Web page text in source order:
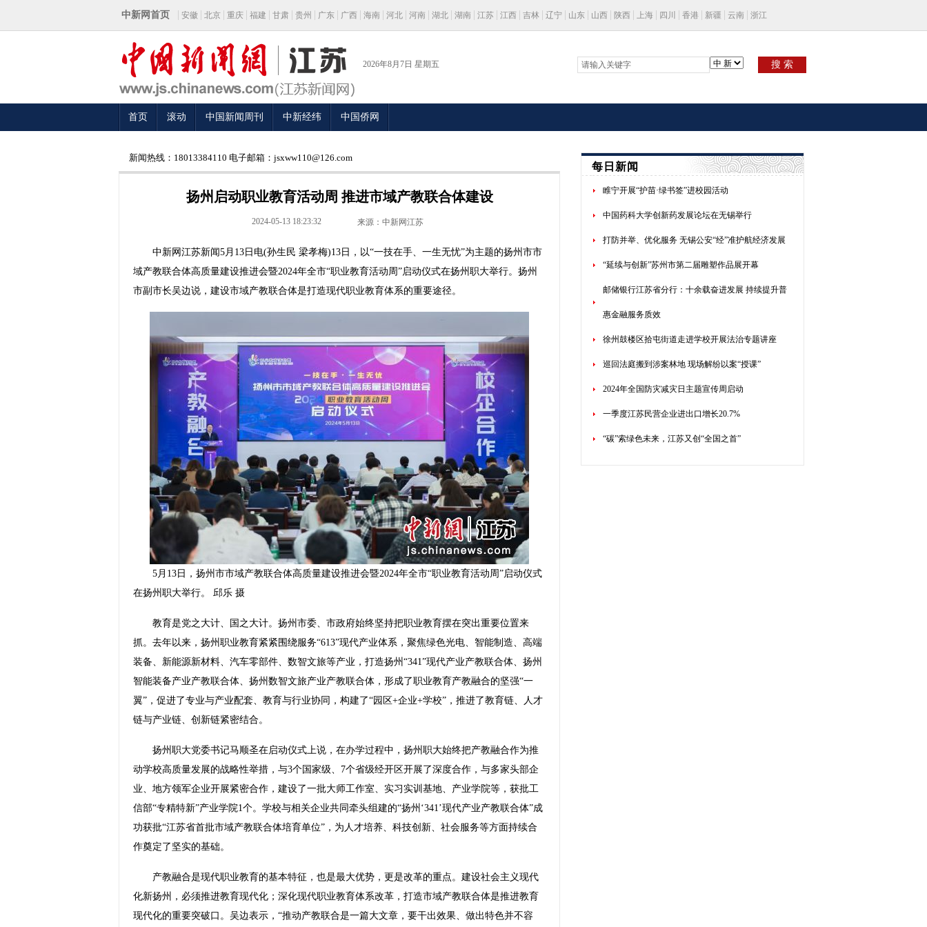
中新网首页 安徽 北京 重庆 福建 甘肃 贵州 广东 广西 海南 河北 河南 湖北 湖南 江苏 江西 吉林 辽宁 山东 山西 陕西 上海 四川 香港 新疆 云南 浙江
2026年8月7日 星期五 搜 索
首页 滚动 中国新闻周刊 中新经纬 中国侨网
新闻热线：18013384110 电子邮箱：jsxww110@126.com
扬州启动职业教育活动周 推进市域产教联合体建设
2024-05-13 18:23:32 来源：中新网江苏
中新网江苏新闻5月13日电(孙生民 梁孝梅)13日，以“一技在手、一生无忧”为主题的扬州市市
域产教联合体高质量建设推进会暨2024年全市“职业教育活动周”启动仪式在扬州职大举行。扬州
市副市长吴边说，建设市域产教联合体是打造现代职业教育体系的重要途径。
5月13日，扬州市市域产教联合体高质量建设推进会暨2024年全市“职业教育活动周”启动仪式
在扬州职大举行。 邱乐 摄
教育是党之大计、国之大计。扬州市委、市政府始终坚持把职业教育摆在突出重要位置来
抓。去年以来，扬州职业教育紧紧围绕服务“613”现代产业体系，聚焦绿色光电、智能制造、高端
装备、新能源新材料、汽车零部件、数智文旅等产业，打造扬州“341”现代产业产教联合体、扬州
智能装备产业产教联合体、扬州数智文旅产业产教联合体，形成了职业教育产教融合的坚强“一
翼”，促进了专业与产业配套、教育与行业协同，构建了“园区+企业+学校”，推进了教育链、人才
链与产业链、创新链紧密结合。
扬州职大党委书记马顺圣在启动仪式上说，在办学过程中，扬州职大始终把产教融合作为推
动学校高质量发展的战略性举措，与3个国家级、7个省级经开区开展了深度合作，与多家头部企
业、地方领军企业开展紧密合作，建设了一批大师工作室、实习实训基地、产业学院等，获批工
信部“专精特新”产业学院1个。学校与相关企业共同牵头组建的“扬州‘341’现代产业产教联合体”成
功获批“江苏省首批市域产教联合体培育单位”，为人才培养、科技创新、社会服务等方面持续合
作奠定了坚实的基础。
产教融合是现代职业教育的基本特征，也是最大优势，更是改革的重点。建设社会主义现代
化新扬州，必须推进教育现代化；深化现代职业教育体系改革，打造市域产教联合体是推进教育
现代化的重要突破口。吴边表示，“推动产教联合是一篇大文章，要干出效果、做出特色并不容
每日新闻
睢宁开展“护苗·绿书签”进校园活动
中国药科大学创新药发展论坛在无锡举行
打防并举、优化服务 无锡公安“经”准护航经济发展
“延续与创新”苏州市第二届雕塑作品展开幕
邮储银行江苏省分行：十余载奋进发展 持续提升普
惠金融服务质效
徐州鼓楼区拾屯街道走进学校开展法治专题讲座
巡回法庭搬到涉案林地 现场解纷以案“授课”
2024年全国防灾减灾日主题宣传周启动
一季度江苏民营企业进出口增长20.7%
“碳”索绿色未来，江苏又创“全国之首”